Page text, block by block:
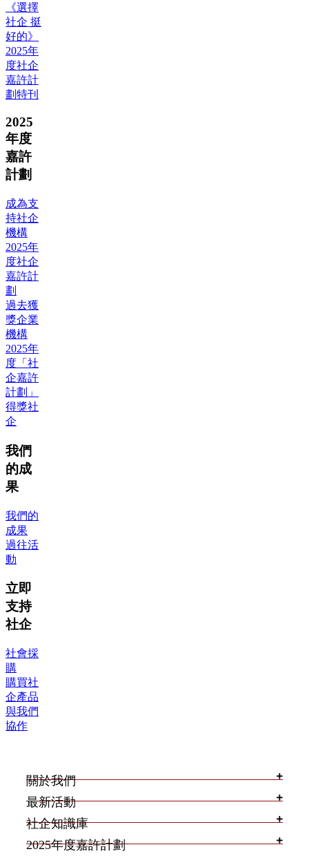
《選擇
社企 挺
好的》
2025年
度社企
嘉許計
劃特刊
2025
年度
嘉許
計劃
成為支
持社企
機構
2025年
度社企
嘉許計
劃
過去獲
獎企業
機構
2025年
度「社
企嘉許
計劃」
得獎社
企
我們
的成
果
我們的
成果
過往活
動
立即
支持
社企
社會採
購
購買社
企產品
與我們
協作
關於我們
最新活動
社企知識庫
2025年度嘉許計劃